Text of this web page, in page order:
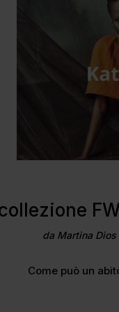
da Martina Dios
Come può un